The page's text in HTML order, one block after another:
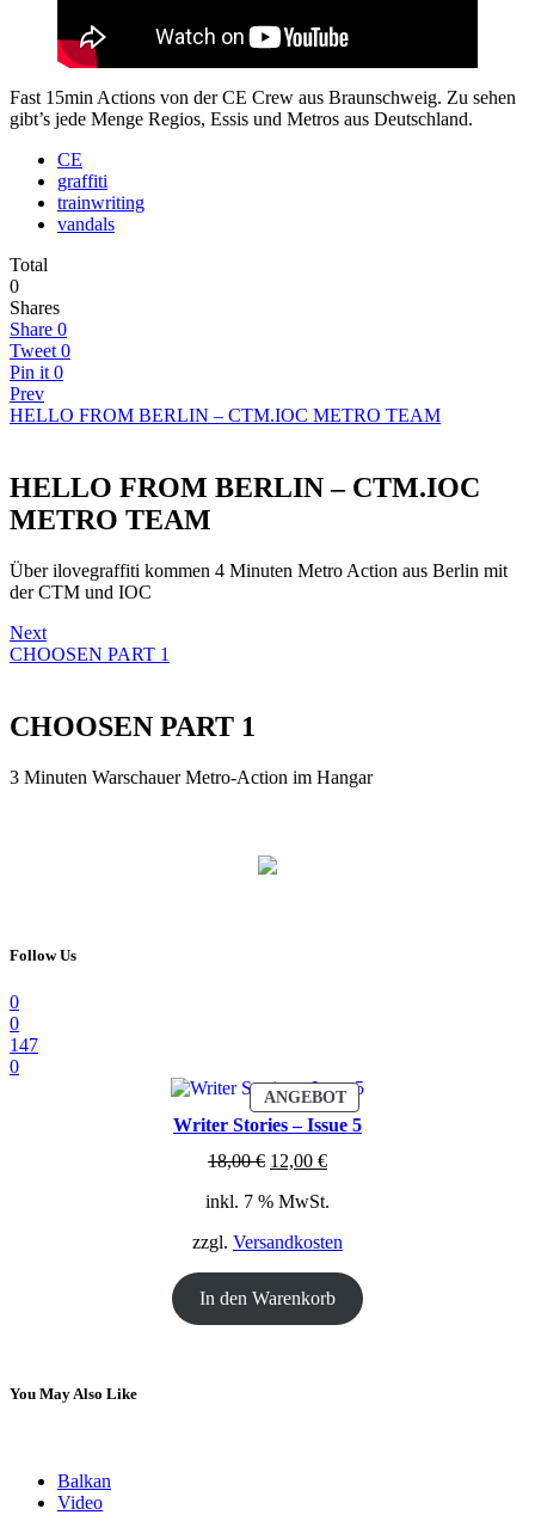
Fast 15min Actions von der CE Crew aus Braunschweig. Zu sehen
gibt’s jede Menge Regios, Essis und Metros aus Deutschland.
CE
graffiti
trainwriting
vandals
Total
0
Shares
Share 0
Tweet 0
Pin it 0
Prev
HELLO FROM BERLIN – CTM.IOC METRO TEAM
HELLO FROM BERLIN – CTM.IOC
METRO TEAM
Über ilovegraffiti kommen 4 Minuten Metro Action aus Berlin mit
der CTM und IOC
Next
CHOOSEN PART 1
CHOOSEN PART 1
3 Minuten Warschauer Metro-Action im Hangar
Follow Us
0
0
147
0
ANGEBOTPRODUKT
IM
ANGEBOT
Writer Stories – Issue 5
18,00€ Ursprünglicher
war:
12,00 €Aktueller
ist:
inkl. 7 % MwSt.
zzgl. Versandkosten
In den Warenkorb
You May Also Like
Balkan
Video